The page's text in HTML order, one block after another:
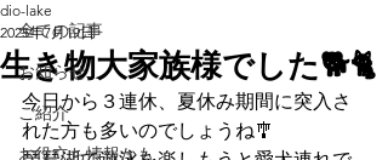
全ての記事
お知らせ
ご紹介
お役立ち情報かも
生き物大家族様でした🐕🐈
dio-lake
2025年7月19日
今日から３連休、夏休み期間に突入さ
れた方も多いのでしょうね🎐